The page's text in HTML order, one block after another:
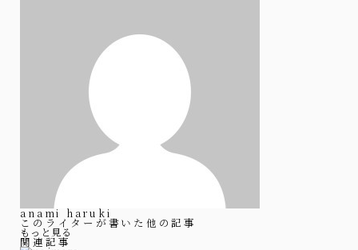
anami haruki
このライターが書いた他の記事
もっと見る
関連記事